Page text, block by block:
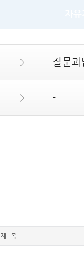
> 질문과
> -
제 목